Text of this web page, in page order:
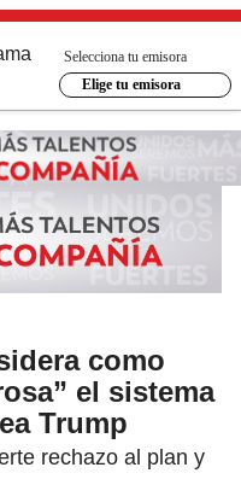
Selecciona tu emisora
Elige tu emisora
como
el sistema
Trump
rechazo al plan y